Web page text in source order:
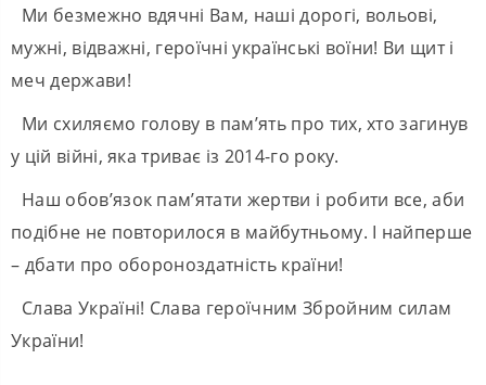
Ми безмежно вдячні Вам, наші дорогі, вольові,
мужні, відважні, героїчні українські воїни! Ви щит і
меч держави!
Ми схиляємо голову в пам’ять про тих, хто загинув
у цій війні, яка триває із 2014-го року.
Наш обов’язок пам’ятати жертви і робити все, аби
подібне не повторилося в майбутньому. І найперше
– дбати про обороноздатність країни!
Слава Україні! Слава героїчним Збройним силам
України!